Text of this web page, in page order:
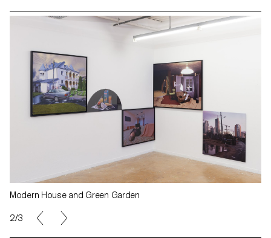
Modern House and Green Garden
2/3